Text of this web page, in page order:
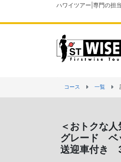
ハワイツアー|専門の担
コース 一覧
＜おトクな
グレード ベ
送迎車付き